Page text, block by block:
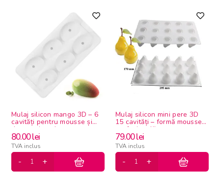
Mulaj silicon mango 3D – 6
cavități pentru mousse și
deserturi moderne
80.00lei
TVA inclus
Mulaj silicon mini pere 3D
15 cavități – formă mousse
profesională
79.00lei
TVA inclus